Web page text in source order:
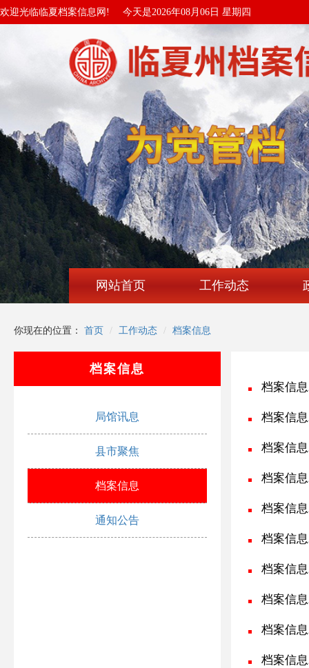
欢迎光临临夏档案信息网! 今天是2026年08月06日 星期四
网站首页 工作动态
你现在的位置： 首页 工作动态 档案信息
档案信息
局馆讯息
县市聚焦
档案信息
通知公告
档案信
档案信
档案信
档案信
档案信
档案信
档案信
档案信
档案信
档案信